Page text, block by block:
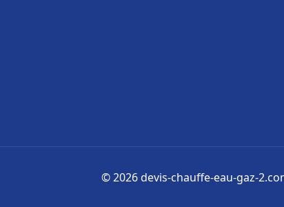
© 2026 devis-chauffe-eau-gaz-